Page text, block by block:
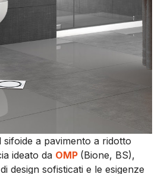
sifoide a pavimento a ridotto
ideato da OMP (Bione, BS),
design sofisticati e le esigenze